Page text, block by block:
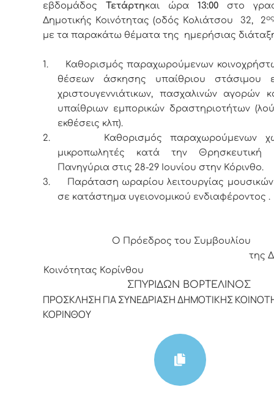
εβδομάδος Τετάρτηκαι ώρα 13:00 στο
Δημοτικής Κοινότητας (οδός Κολιάτσου 32, 2ος
με τα παρακάτω θέματα της ημερήσιας
1.
Καθορισμός παραχωρούμενων
θέσεων άσκησης υπαίθριου στάσιμου
χριστουγεννιάτικων, πασχαλινών αγορών
υπαίθριων εμπορικών δραστηριοτήτων
εκθέσεις κλπ).
2.
Καθορισμός παραχωρούμενων
μικροπωλητές κατά την
Πανηγύρια στις 28-29 Ιουνίου στην Κόρινθο.
3.
Παράταση ωραρίου λειτουργίας
σε κατάστημα υγειονομικού ενδιαφέροντος .
Ο Πρόεδρος του Συμβουλίου
της
Κοινότητας Κορίνθου
ΣΠΥΡΙΔΩΝ ΒΟΡΤΕΛΙΝΟΣ
ΠΡΟΣΚΛΗΣΗ ΓΙΑ ΣΥΝΕΔΡΙΑΣΗ ΔΗΜΟΤΙΚΗΣ
ΚΟΡΙΝΘΟΥ